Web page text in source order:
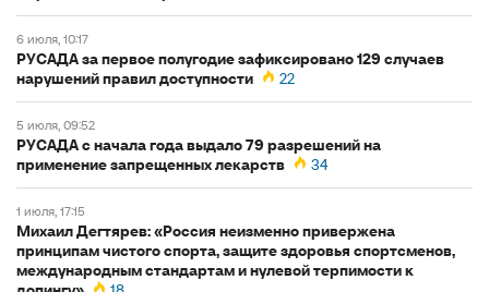
6 июля, 10:17
РУСАДА за первое полугодие зафиксировано 129 случаев
нарушений правил доступности
22
5 июля, 09:52
РУСАДА с начала года выдало 79 разрешений на
применение запрещенных лекарств
34
1 июля, 17:15
Михаил Дегтярев: «Россия неизменно привержена
принципам чистого спорта, защите здоровья спортсменов,
международным стандартам и нулевой терпимости к